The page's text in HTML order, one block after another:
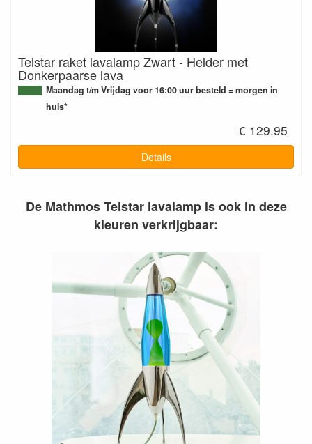
Telstar raket lavalamp Zwart - Helder met
Donkerpaarse lava
Maandag t/m Vrijdag voor 16:00 uur besteld = morgen in
huis*
€ 129.95
Details
De Mathmos Telstar lavalamp is ook in deze
kleuren verkrijgbaar: